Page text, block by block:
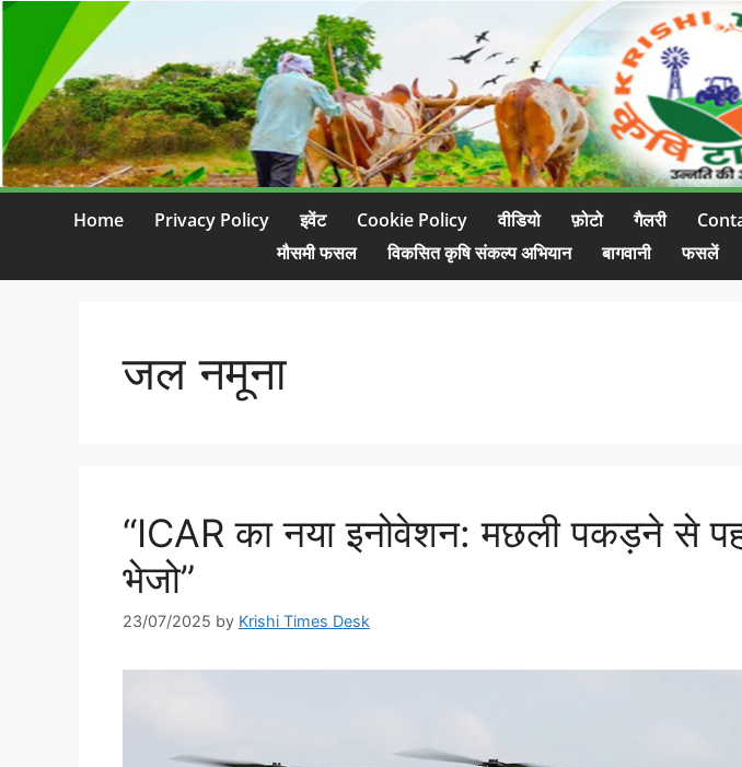
Home Privacy Policy इवेंट Cookie Policy वीडियो फ़ोटो गैलरी
मौसमी फसल
विकसित कृषि संकल्प अभियान बागवानी फसलें
जल नमूना
“ICAR का नया इनोवेशन: मछली पकड़ने से
भेजो”
23/07/2025 by Krishi Times Desk